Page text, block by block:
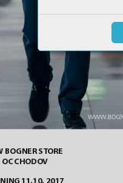
BOGN E R STORE
OC CH ODOV
N NG . 0. 0